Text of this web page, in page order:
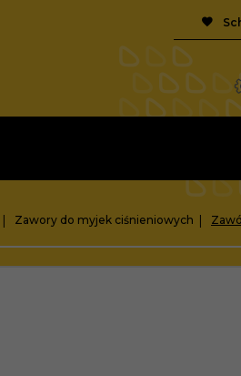
Zawory do myjek ciśnieniowych